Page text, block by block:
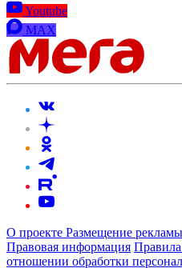
Youtube
MAX
О проекте Размещение рекламы
Правовая информация Правила
отношении обработки